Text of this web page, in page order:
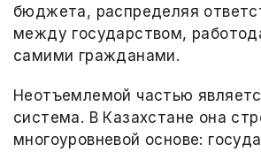
бюджета, распределяя
между государством,
самими гражданами.
Неотъемлемой частью
система. В Казахстане она
многоуровневой основе: